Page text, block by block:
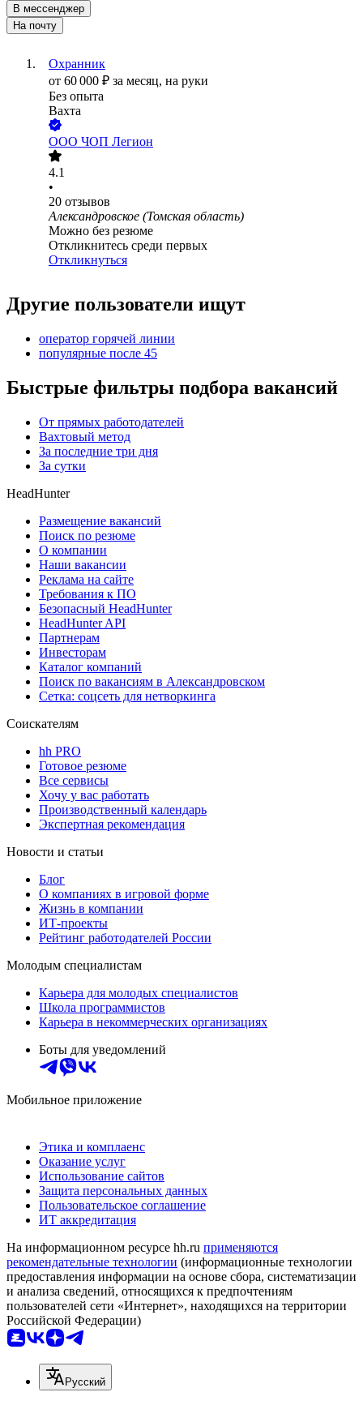
В мессенджер
На почту
Охранник
от 60 000 ₽ за месяц, на руки
Без опыта
Вахта
ООО ЧОП Легион
4.1
•
20 отзывов
Александровское (Томская область)
Можно без резюме
Откликнитесь среди первых
Откликнуться
Другие пользователи ищут
оператор горячей линии
популярные после 45
Быстрые фильтры подбора вакансий
От прямых работодателей
Вахтовый метод
За последние три дня
За сутки
HeadHunter
Размещение вакансий
Поиск по резюме
О компании
Наши вакансии
Реклама на сайте
Требования к ПО
Безопасный HeadHunter
HeadHunter API
Партнерам
Инвесторам
Каталог компаний
Поиск по вакансиям в Александровском
Сетка: соцсеть для нетворкинга
Соискателям
hh PRO
Готовое резюме
Все сервисы
Хочу у вас работать
Производственный календарь
Экспертная рекомендация
Новости и статьи
Блог
О компаниях в игровой форме
Жизнь в компании
ИТ-проекты
Рейтинг работодателей России
Молодым специалистам
Карьера для молодых специалистов
Школа программистов
Карьера в некоммерческих организациях
Боты для уведомлений
Мобильное приложение
Этика и комплаенс
Оказание услуг
Использование сайтов
Защита персональных данных
Пользовательское соглашение
ИТ аккредитация
На информационном ресурсе hh.ru применяются
рекомендательные технологии (информационные технологии
предоставления информации на основе сбора, систематизации
и анализа сведений, относящихся к предпочтениям
пользователей сети «Интернет», находящихся на территории
Российской Федерации)
Русский